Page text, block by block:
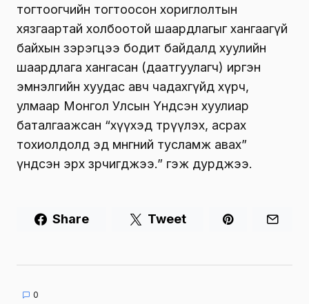
тогтоогчийн тогтоосон хориглолтын
хязгаартай холбоотой шаардлагыг хангаагүй
байхын зэрэгцээ бодит байдалд хуулийн
шаардлага хангасан (даатгуулагч) иргэн
эмнэлгийн хуудас авч чадахгүйд хүрч,
улмаар Монгол Улсын Үндсэн хуулиар
баталгаажсан “хүүхэд төрүүлэх, асрах
тохиолдолд эд мөнгөний тусламж авах”
үндсэн эрх зөрчигджээ.” гэж дурджээ.
Share Tweet
0